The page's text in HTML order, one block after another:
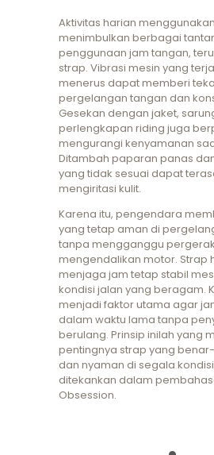
Aktivitas harian
menimbulkan berbagai
penggunaan jam tangan,
strap. Vibrasi mesin yang
menerus dapat memberi
pergelangan tangan dan
Gesekan dengan jaket,
perlengkapan riding juga
mengurangi kenyamanan
Ditambah paparan panas
yang tidak sesuai dapat
mengiritasi kulit.
Karena itu, pengendara
yang tetap aman di
tanpa mengganggu
mengendalikan motor. Strap
menjaga jam tetap stabil
kondisi jalan yang beragam.
menjadi faktor utama agar
dalam waktu lama tanpa
berulang. Prinsip inilah yang
pentingnya strap yang
dan nyaman di segala
ditekankan dalam
Obsession.